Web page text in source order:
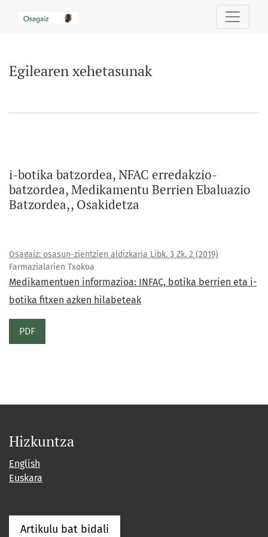
Egilearen xehetasunak
i-botika batzordea, NFAC erredakzio-
batzordea, Medikamentu Berrien Ebaluazio
Batzordea,, Osakidetza
Osagaiz: osasun-zientzien aldizkaria Libk. 3 Zk. 2 (2019)
Farmazialarien Txokoa
Medikamentuen informazioa: INFAC, botika berrien eta i-
botika fitxen azken hilabeteak
PDF
Hizkuntza
English
Euskara
Artikulu bat bidali